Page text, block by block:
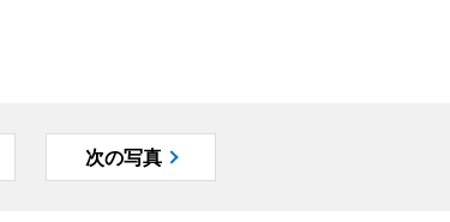
次の写真